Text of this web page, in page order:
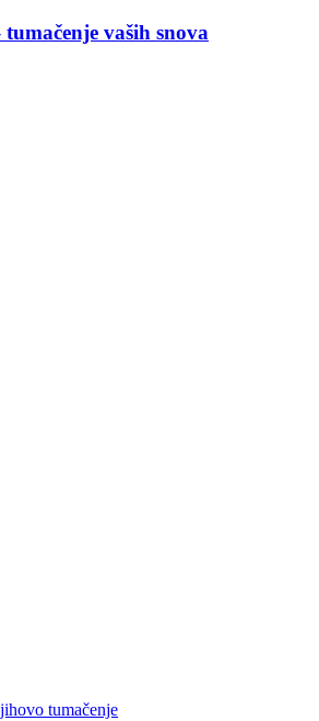
vaših snova
tumačenje